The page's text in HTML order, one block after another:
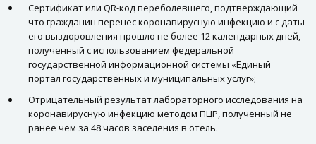
Сертификат или QR-код переболевшего, подтверждающий
что гражданин перенес коронавирусную инфекцию и с даты
его выздоровления прошло не более 12 календарных дней,
полученный с использованием федеральной
государственной информационной системы «Единый
портал государственных и муниципальных услуг»;
Отрицательный результат лабораторного исследования на
коронавирусную инфекцию методом ПЦР, полученный не
ранее чем за 48 часов заселения в отель.